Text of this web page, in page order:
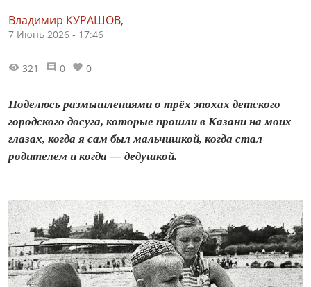
Владимир КУРАШОВ,
7 Июнь 2026 - 17:46
321 0 0
Поделюсь размышлениями о трёх эпохах детского
городского досуга, которые прошли в Казани на моих
глазах, когда я сам был мальчишкой, когда стал
родителем и когда — дедушкой.